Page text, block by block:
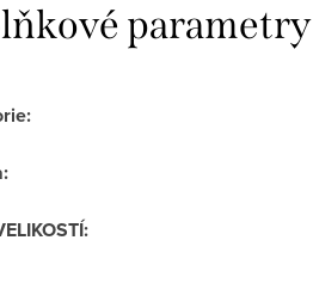
parametry
:
:
: